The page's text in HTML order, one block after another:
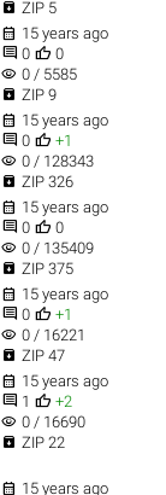
 ZIP 5
 15 years ago
 0  0
visibility 0 / 5585
 ZIP 9
 15 years ago
 0  +1
visibility 0 / 128343
 ZIP 326
 15 years ago
 0  0
visibility 0 / 135409
 ZIP 375
 15 years ago
 0  +1
visibility 0 / 16221
 ZIP 47
 15 years ago
 1  +2
visibility 0 / 16690
 ZIP 22
 15 years ago